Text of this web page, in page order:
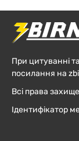
При цитуванні
посилання на
Всі права
Ідентифікатор